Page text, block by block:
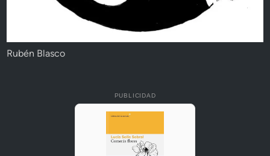
Rubén Blasco
PUBLICIDAD